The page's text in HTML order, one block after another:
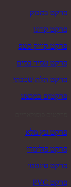
פרקט במבוק
פרקט קרונו
פרקט קוויק סטפ
פרקט עמיד במים
פרקט תלת שכבתי
פרקטים במבצע
פרקט עץ מלא
פרקט פולימרי
פרקט סינטטי
פרקט PVC